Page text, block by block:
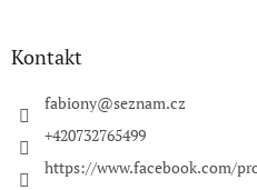
Kontakt
fabiony@seznam.cz
+420732765499
https://www.facebook.com/